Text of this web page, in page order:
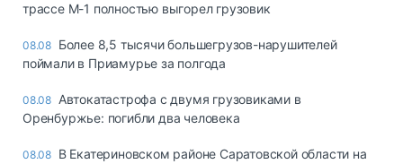
трассе М-1 полностью выгорел грузовик
08.08 Более 8,5 тысячи большегрузов-нарушителей
поймали в Приамурье за полгода
08.08 Автокатастрофа с двумя грузовиками в
Оренбуржье: погибли два человека
08.08 В Екатериновском районе Саратовской области на